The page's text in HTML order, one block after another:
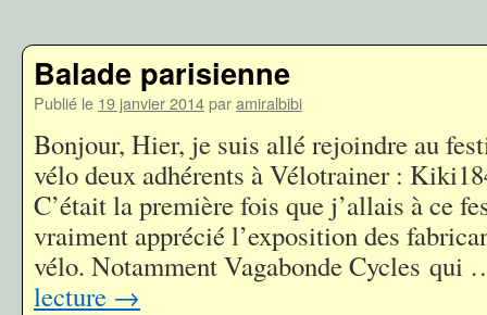
Balade parisienne
Publié le 19 janvier 2014paramiralbibi
Bonjour, Hier, je suis allé rejoindre au
vélo deux adhérents à Vélotrainer :
C’était la première fois que j’allais à ce
vraiment apprécié l’exposition des
vélo. Notamment Vagabonde Cycles
lecture →